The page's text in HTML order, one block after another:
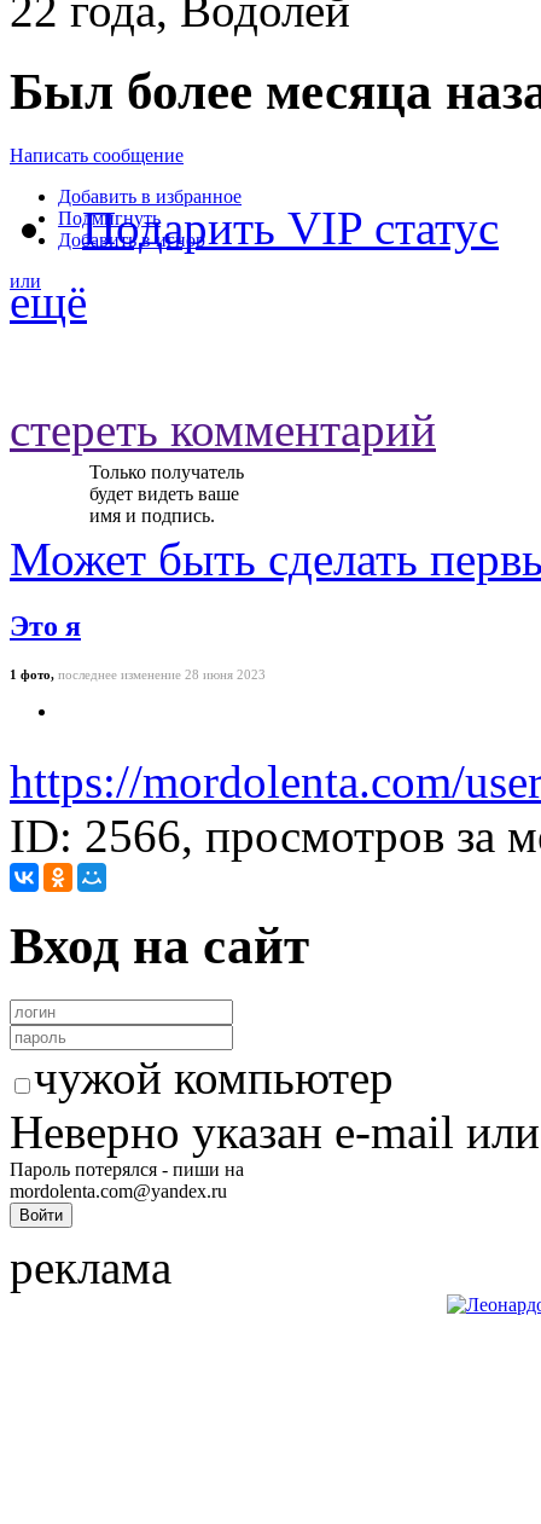
22 года, Водолей
Был более месяца
Написать сообщение
Добавить в избранное
Подмигнуть
Добавить в игнор
или
Подарить VIP статус
ещё
стереть комментарий
Только получатель
будет видеть ваше
имя и подпись.
Может быть сделать
Это я
1 фото, последнее изменение 28 июня 2023
https://mordolenta.com/
ID: 2566, просмотров за
Вход на сайт
чужой компьютер
Неверно указан e-mail
Пароль потерялся - пиши на
mordolenta.com@yandex.ru
реклама